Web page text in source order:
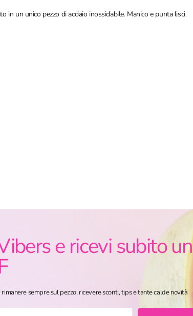
in un unico pezzo di acciaio inossidabile. Manico e punta lisci.
e ricevi subito un
sempre sul pezzo, ricevere sconti, tips e tante calde novità